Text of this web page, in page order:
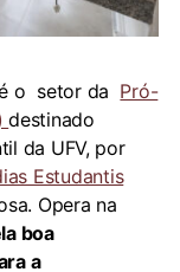
o setor da Pró-
destinado
da UFV, por
Estudantis
Opera na
boa
a